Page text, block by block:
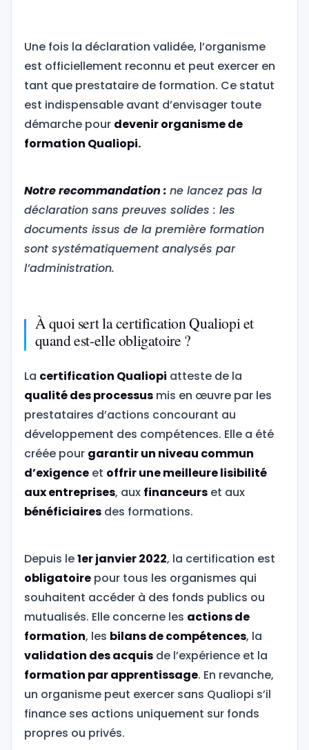
Une fois la déclaration validée, l’organisme
est officiellement reconnu et peut exercer en
tant que prestataire de formation. Ce statut
est indispensable avant d’envisager toute
démarche pour devenir organisme de
formation Qualiopi.
Notre recommandation : ne lancez pas la
déclaration sans preuves solides : les
documents issus de la première formation
sont systématiquement analysés par
l’administration.
À quoi sert la certification Qualiopi et
quand est-elle obligatoire ?
La certification Qualiopi atteste de la
qualité des processusmis en œuvre par les
prestataires d’actions concourant au
développement des compétences. Elle a été
créée pour garantir un niveau commun
d’exigenceet offrir une meilleure lisibilité
aux entreprises, aux financeurset aux
bénéficiairesdes formations.
Depuis le1er janvier 2022, la certification est
obligatoirepour tous les organismes qui
souhaitent accéder à des fonds publics ou
mutualisés. Elle concerne les actions de
formation, les bilans de compétences, la
validation des acquisde l’expérience et la
formation par apprentissage. En revanche,
un organisme peut exercer sans Qualiopi s’il
finance ses actions uniquement sur fonds
propres ou privés.